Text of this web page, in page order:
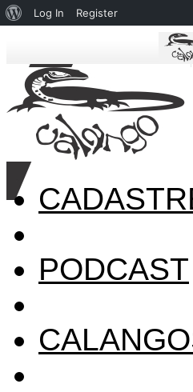
PODCAST
About
Log In Register